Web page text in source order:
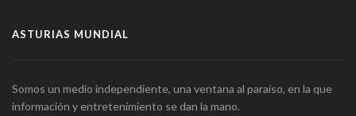
ASTURIAS MUNDIAL
Somos un medio independiente, una ventana al paraíso, en la que
información y entretenimiento se dan la mano.